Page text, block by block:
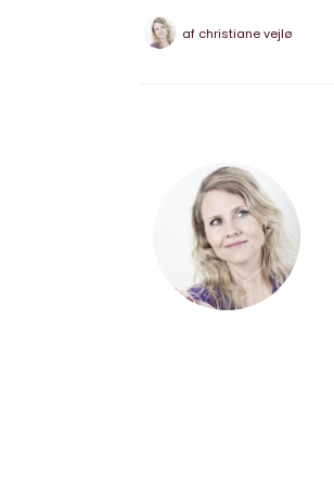
af christiane vejlø